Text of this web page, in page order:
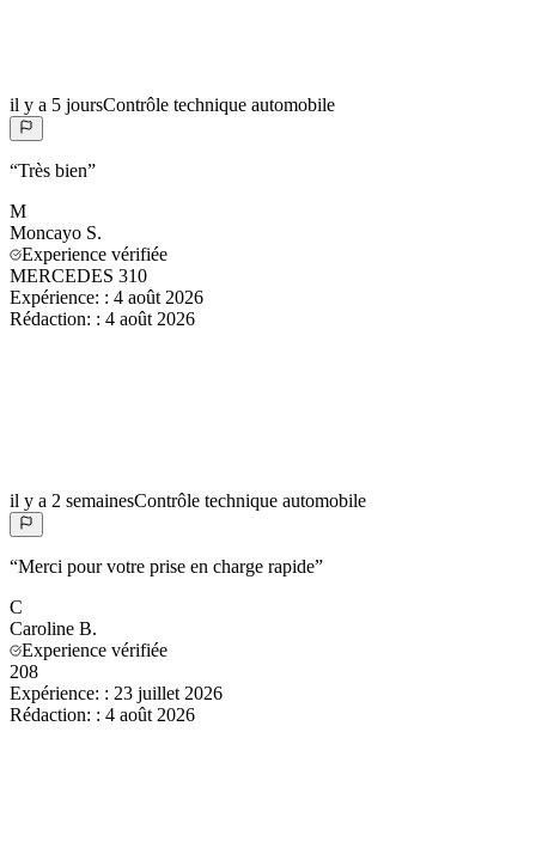
il y a 5 joursContrôle technique automobile
“Très bien”
M
Moncayo S.
Experience vérifiée
MERCEDES 310
Expérience: : 4 août 2026
Rédaction: : 4 août 2026
il y a 2 semainesContrôle technique automobile
“Merci pour votre prise en charge rapide”
C
Caroline B.
Experience vérifiée
208
Expérience: : 23 juillet 2026
Rédaction: : 4 août 2026